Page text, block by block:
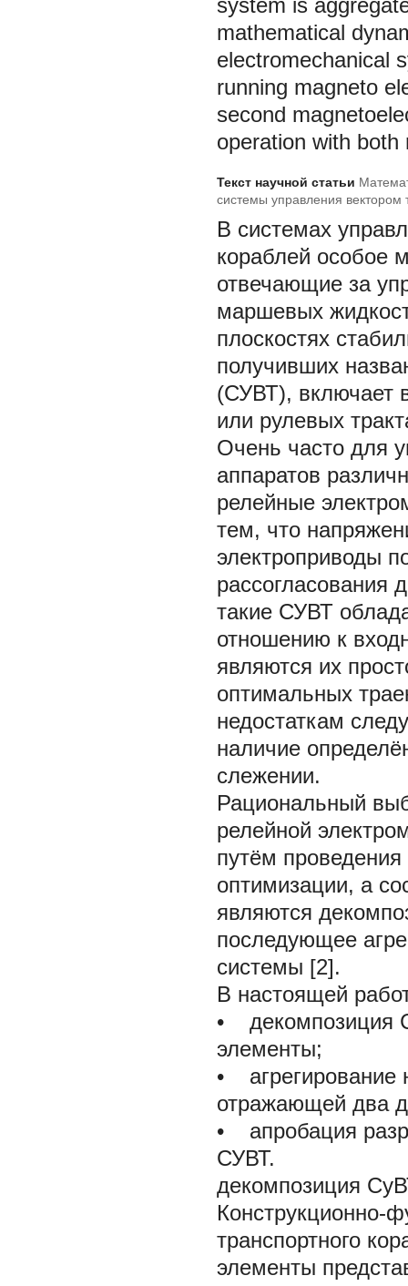
system is
mathematical
electromechanical
running magneto
second
operation with both
Текст научной статьи
системы управления вектором
В системах
кораблей особое
отвечающие за
маршевых
плоскостях
получивших
(СУВТ), включает
или рулевых
Очень часто для
аппаратов
релейные
тем, что
электроприводы
рассогласования
такие СУВТ
отношению к
являются их
оптимальных
недостаткам
наличие
слежении.
Рациональный
релейной
путём
оптимизации, а
являются
последующее
системы [2].
В настоящей
• декомпозиция
элементы;
• агрегирование
отражающей два
• апробация
СУВТ.
декомпозиция
Конструкционно-
транспортного
элементы